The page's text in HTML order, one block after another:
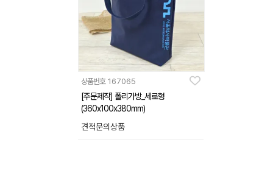
상품번호 167065
[주문제작] 폴리가방_세로형
(360x100x380mm)
견적문의상품